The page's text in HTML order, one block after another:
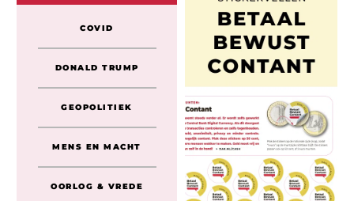
COVID
DONALD TRUMP
GEOPOLITIEK
MENS EN MACHT
OORLOG & VREDE